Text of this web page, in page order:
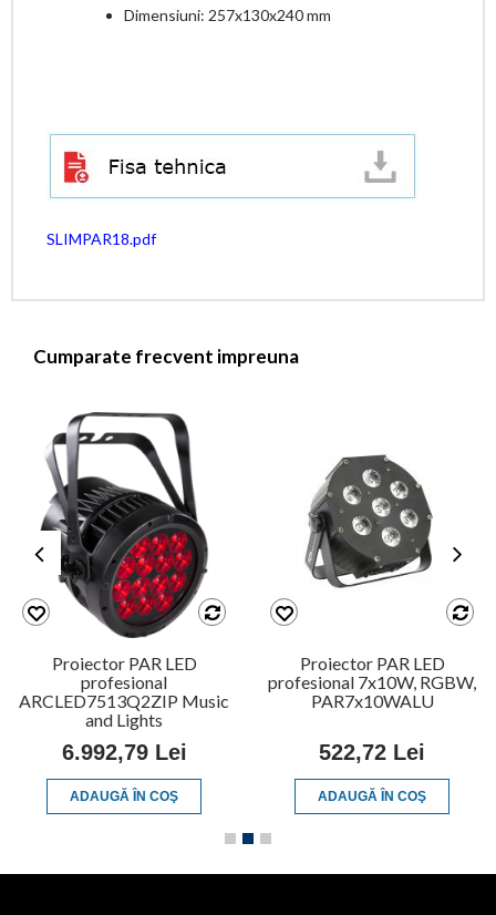
Dimensiuni: 257x130x240 mm
SLIMPAR18.pdf
Cumparate frecvent impreuna
Proiector PAR LED
profesional
ARCLED7513Q2ZIP Music
and Lights
6.992,79 Lei
ADAUGĂ ÎN COŞ
Proiector PAR LED
profesional 7x10W, RGBW,
PAR7x10WALU
522,72 Lei
ADAUGĂ ÎN COŞ